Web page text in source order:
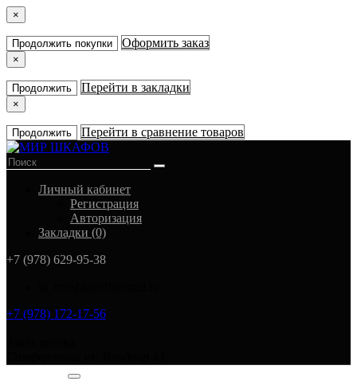
×
Продолжить покупки Оформить заказ
×
Продолжить Перейти в закладки
×
Продолжить Перейти в сравнение товаров
Личный кабинет
Регистрация
Авторизация
Закладки (0)
+7 (978) 629-95-38
+7 (978) 172-17-56